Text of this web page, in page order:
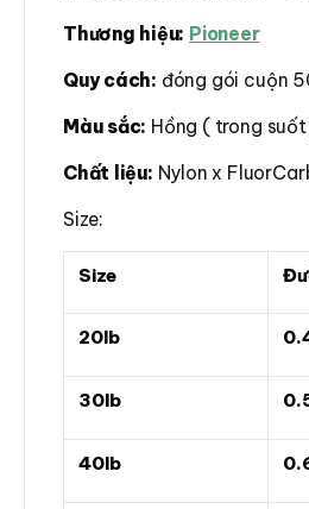
Thương hiệu: Pioneer
Quy cách: đóng gói cuộn
Màu sắc: Hồng ( trong
Chất liệu: Nylon x
Size:
Size
20lb
30lb
40lb